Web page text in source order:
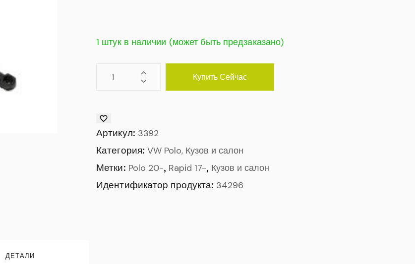
1 штук в наличии (может быть предзаказано)
Купить Сейчас
Артикул: 3392
Категория:VW Polo, Кузов и салон
Метки: Polo 20-, Rapid 17-, Кузов и салон
Идентификатор продукта: 34296
ДЕТАЛИ